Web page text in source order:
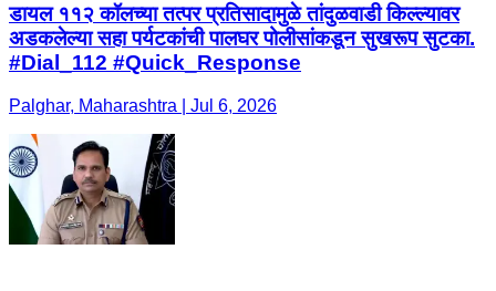
डायल ११२ कॉलच्या तत्पर प्रतिसादामुळे तांदुळवाडी किल्ल्यावर
अडकलेल्या सहा पर्यटकांची पालघर पोलीसांकडून सुखरूप सुटका.
#Dial_112 #Quick_Response
Palghar, Maharashtra | Jul 6, 2026